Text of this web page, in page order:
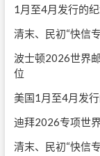
1月至4月发行的
清末、民初“快信
波士顿2026世界
位
美国1月至4月发
迪拜2026专项世
清末、民初“快信